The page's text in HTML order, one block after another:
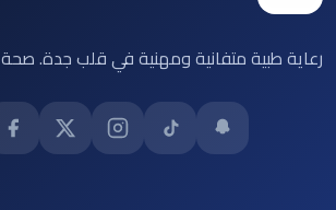
رعاية طبية متفانية ومهنية في قلب جدة. صحة